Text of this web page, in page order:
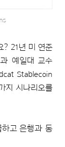
? 21년 미 연준
예일대 교수
Stablecoin
지 시나리오를
고 은행과 동